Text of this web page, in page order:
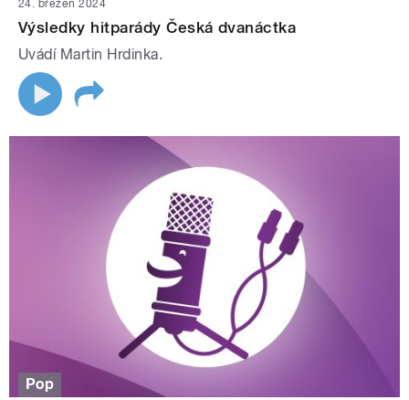
24. březen 2024
Výsledky hitparády Česká dvanáctka
Uvádí Martin Hrdinka.
Pop